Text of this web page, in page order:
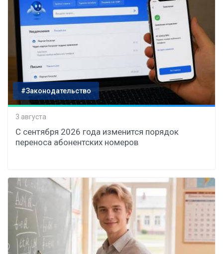
#Законодательство
3 августа
С сентября 2026 года изменится порядок
переноса абонентских номеров